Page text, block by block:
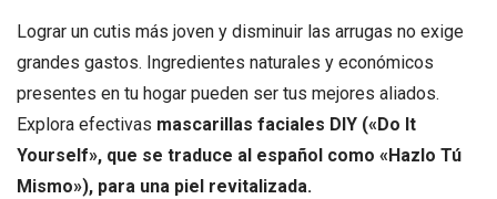
Lograr un cutis más joven y disminuir las arrugas no exige
grandes gastos. Ingredientes naturales y económicos
presentes en tu hogar pueden ser tus mejores aliados.
Explora efectivas mascarillas faciales DIY («Do It
Yourself», que se traduce al español como «Hazlo Tú
Mismo»), para una piel revitalizada.